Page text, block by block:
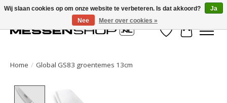
Verlanglijst
Home / Global GS83 groentemes 13cm
Product image slideshow Items
Wij slaan cookies op om onze website te verbeteren. Is dat akkoord?
Ja
Nee
Meer over cookies »